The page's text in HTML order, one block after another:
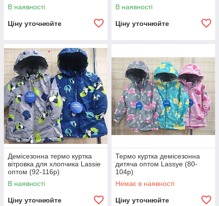
В наявності
Ціну уточнюйте
В наявності
Ціну уточнюйте
Демісезонна термо куртка
вітровка для хлопчика Lassie
оптом (92-116р)
В наявності
Ціну уточнюйте
Термо куртка демісезонна
дитяча оптом Lassye (80-
104р)
Немає в наявності
Ціну уточнюйте